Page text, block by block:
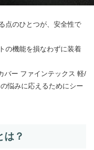
点のひとつが、安全性で
の機能を損なわずに装着
バー ファインテックス 軽/
悩みに応えるためにシー
は？